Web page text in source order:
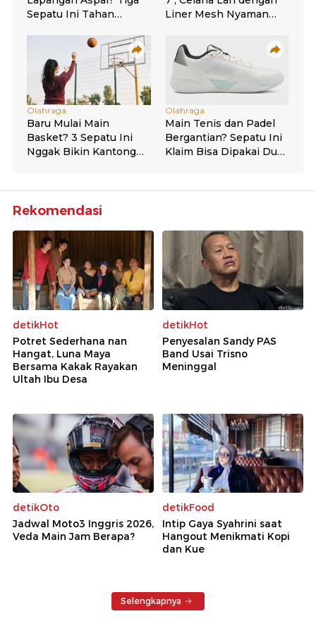
Rekomendasi
detikHot
Potret Sederhana nan
Hangat, Luna Maya
Bersama Kakak Rayakan
Ultah Ibu Desa
detikHot
Penyesalan Sandy PAS
Band Usai Trisno
Meninggal
detikOto
Jadwal Moto3 Inggris 2026,
Veda Main Jam Berapa?
detikFood
Intip Gaya Syahrini saat
Hangout Menikmati Kopi
dan Kue
Selengkapnya